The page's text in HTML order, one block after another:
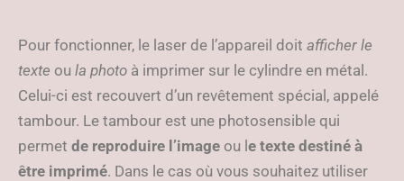
Pour fonctionner, le laser de l’appareil doit afficher le
texte ou la photo à imprimer sur le cylindre en métal.
Celui-ci est recouvert d’un revêtement spécial, appelé
tambour. Le tambour est une photosensible qui
permet de reproduire l’image ou l e texte destiné à
être imprimé. Dans le cas où vous souhaitez utiliser